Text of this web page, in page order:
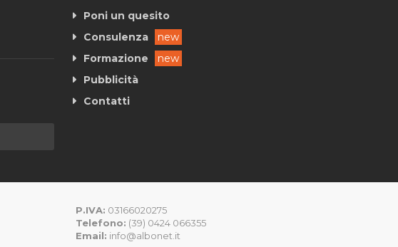
Poni un quesito
Consulenza
new
Formazione
new
Pubblicità
Contatti
P.IVA: 03166020275
Telefono: (39) 0424 066355
Email: info@albonet.it